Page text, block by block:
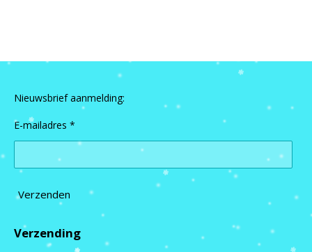
Nieuwsbrief aanmelding:
E-mailadres *
Verzenden
Verzending